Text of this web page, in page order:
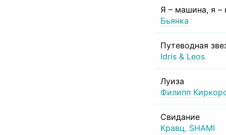
Я – машина, я –
Бьянка
Путеводная
Idris & Leos
Луиза
Филипп
Свидание
Кравц, SHAMI